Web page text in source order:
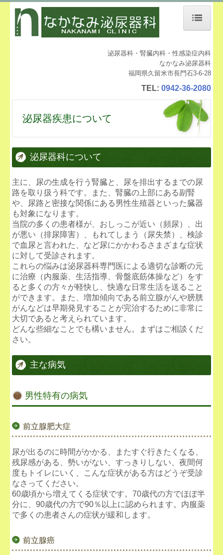
院内紹介
設備紹介
ウロマスター
交通案内
個人情報保護方針
泌尿器科・腎臓内科・性感染症内科
なかなみ泌尿器科
福岡県久留米市長門石3-6-28
TEL: 0942-36-2080
泌尿器疾患について
泌尿器科について
主に、尿の生成を行う腎臓と、尿を排出するまでの尿
路を取り扱う科です。また、腎臓の上部にある副腎
や、尿路と密接な関係にある男性生殖器といった臓器
も対象になります。
当院の多くの患者様が、おしっこが近い（頻尿）、出
が悪い（排尿障害）、もれてしまう（尿失禁）、検診
で血尿と言われた、など尿にかかわるさまざまな症状
に対して受診されます。
これらの悩みは泌尿器科専門医による適切な診断の元
に治療（内服薬、生活指導、骨盤底筋体操など）をす
ると多くの方々が軽快し、快適な日常生活を送ること
ができます。また、増加傾向である前立腺がんや膀胱
がんなどは早期発見することが完治するために非常に
大切であると考えられています。
どんな些細なことでも構いません。まずはご相談くだ
さい。
主な病気
男性特有の病気
前立腺肥大症
尿が出るのに時間がかかる、またすぐ行きたくなる、
残尿感がある、勢いがない、すっきりしない、夜間何
度もトイレにいく、こんな症状がある方はどうぞ受診
なさってください。
60歳頃から増えてくる症状です。70歳代の方でほぼ半
分に、90歳代の方で90％以上に認められます。内服薬
で多くの患者さんの症状が緩和します。
前立腺癌